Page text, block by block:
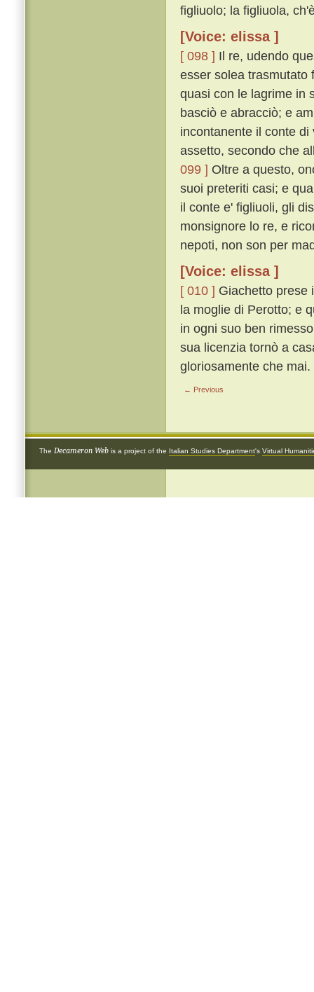
figliuolo; la figliuola,
[Voice: elissa ]
[ 098 ] Il re, udendo
esser solea trasmutato
quasi con le lagrime in
basciò e abracciò; e
incontanente il conte
assetto, secondo che
099 ] Oltre a questo,
suoi preteriti casi; e
il conte e' figliuoli, gli
monsignore lo re, e
nepoti, non son per
[Voice: elissa ]
[ 010 ] Giachetto prese
la moglie di Perotto; e
in ogni suo ben
sua licenzia tornò a
gloriosamente che mai.
← Previous
The Decameron Web is a project of the Italian Studies Department's Virtual